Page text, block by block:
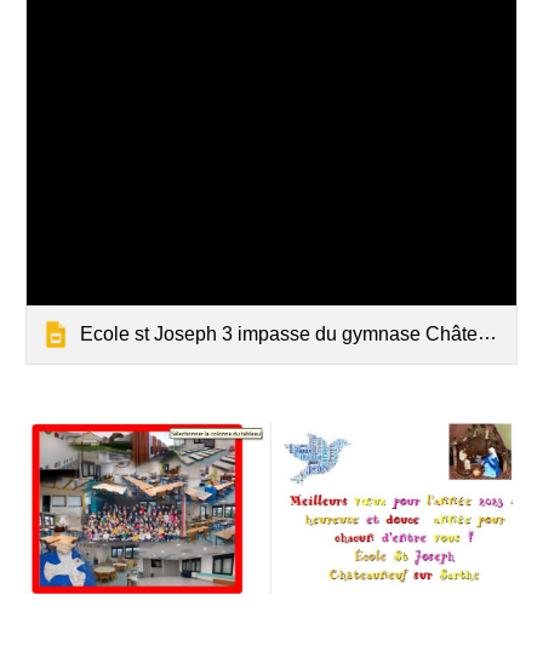
Ecole st Joseph 3 impasse du gymnase Châteauneuf sur Sarthe